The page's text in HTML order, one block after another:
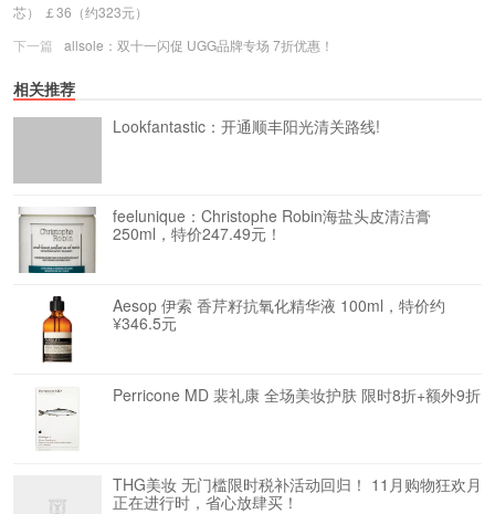
芯） ￡36（约323元）
下一篇
allsole：双十一闪促 UGG品牌专场 7折优惠！
相关推荐
Lookfantastic：开通顺丰阳光清关路线!
feelunique：Christophe Robin海盐头皮清洁膏
250ml，特价247.49元！
Aesop 伊索 香芹籽抗氧化精华液 100ml，特价约
¥346.5元
Perricone MD 裴礼康 全场美妆护肤 限时8折+额外9折
THG美妆 无门槛限时税补活动回归！ 11月购物狂欢月
正在进行时，省心放肆买！